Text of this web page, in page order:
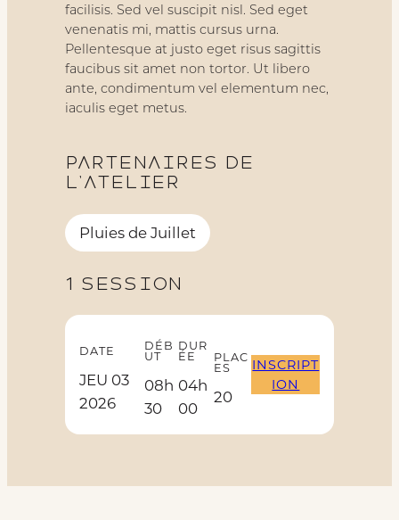
facilisis. Sed vel suscipit nisl. Sed eget
venenatis mi, mattis cursus urna.
Pellentesque at justo eget risus sagittis
faucibus sit amet non tortor. Ut libero
ante, condimentum vel elementum nec,
iaculis eget metus.
Partenaires de
l’atelier
Pluies de Juillet
1 session
DATE
JEU 03
2026
DÉB
UT
08h
30
DUR
ÉE
04h
00
PLAC
ES
20
INSCRIPT
ION